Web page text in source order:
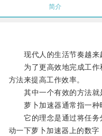
简介
现代人的生活节奏越来
为了更高效地完成工作
方法来提高工作效率。
其中一个有效的方法就
萝卜加速器通常指一种
它的理念是通过将任务
动一下萝卜加速器上的数